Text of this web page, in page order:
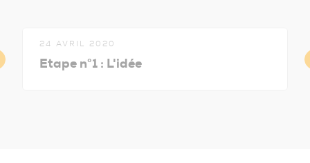
24 AVRIL 2020
Etape n°1 : L'idée